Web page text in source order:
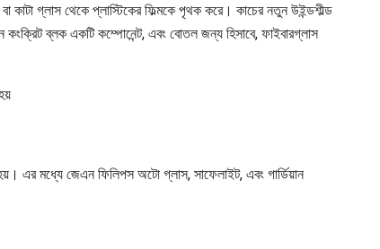
কাটা গ্লাস থেকে প্লাস্টিকের ফিল্মকে পৃথক করে। কাচের নতুন উইন্ডশীল্ড
কংক্রিট ব্লক একটি কম্পোনেন্ট, এবং বোতল জন্য হিসাবে, ফাইবারগ্লাস
এর মধ্যে জেএন ফিলিপস অটো গ্লাস, সাফেলাইট, এবং গার্ডিয়ান